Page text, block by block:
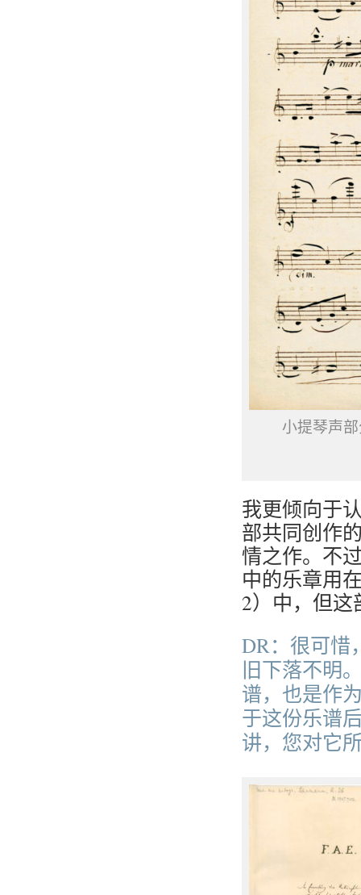
小提琴声
我更倾向于
部共同创作
情之作。不
中的乐章用
2）中，但这
DR：很可惜
旧下落不明
谱，也是作
于这份乐谱
讲，您对它